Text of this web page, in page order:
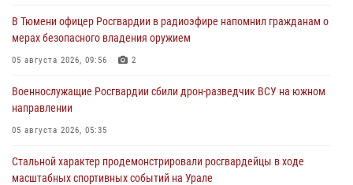
В Тюмени офицер Росгвардии в радиоэфире напомнил гражданам о
мерах безопасного владения оружием
05 августа 2026, 09:56 2
Военнослужащие Росгвардии сбили дрон-разведчик ВСУ на южном
направлении
05 августа 2026, 05:35
Стальной характер продемонстрировали росгвардейцы в ходе
масштабных спортивных событий на Урале